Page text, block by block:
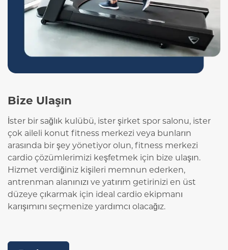
Bize Ulaşın
İster bir sağlık kulübü, ister şirket spor salonu, ister
çok aileli konut fitness merkezi veya bunların
arasında bir şey yönetiyor olun, fitness merkezi
cardio çözümlerimizi keşfetmek için bize ulaşın.
Hizmet verdiğiniz kişileri memnun ederken,
antrenman alanınızı ve yatırım getirinizi en üst
düzeye çıkarmak için ideal cardio ekipmanı
karışımını seçmenize yardımcı olacağız.